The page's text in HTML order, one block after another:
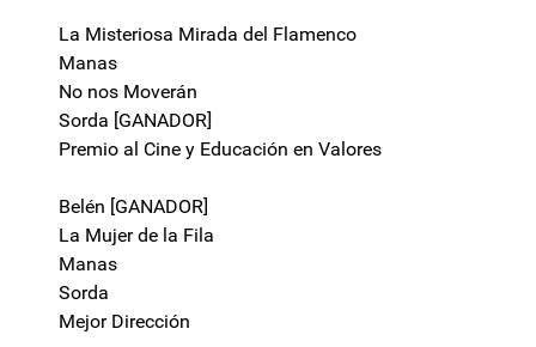
La Misteriosa Mirada del Flamenco
Manas
No nos Moverán
Sorda [GANADOR]
Premio al Cine y Educación en Valores
Belén [GANADOR]
La Mujer de la Fila
Manas
Sorda
Mejor Dirección